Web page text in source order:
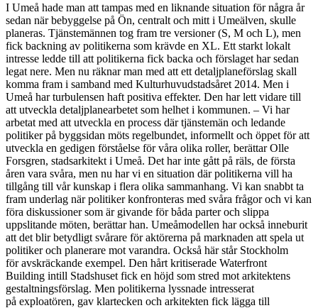
I Umeå hade man att tampas med en liknande situation för några år
sedan när bebyggelse på Ön, centralt och mitt i Umeälven, skulle
planeras. Tjänstemännen tog fram tre versioner (S, M och L), men
fick backning av politikerna som krävde en XL. Ett starkt lokalt
intresse ledde till att politikerna fick backa och förslaget har sedan
legat nere. Men nu räknar man med att ett detaljplaneförslag skall
komma fram i samband med Kulturhuvudstadsåret 2014. Men i
Umeå har turbulensen haft positiva effekter. Den har lett vidare till
att utveckla detaljplanearbetet som helhet i kommunen. – Vi har
arbetat med att utveckla en process där tjänstemän och ledande
politiker på byggsidan möts regelbundet, informellt och öppet för att
utveckla en gedigen förståelse för våra olika roller, berättar Olle
Forsgren, stadsarkitekt i Umeå. Det har inte gått på räls, de första
åren vara svåra, men nu har vi en situation där politikerna vill ha
tillgång till vår kunskap i flera olika sammanhang. Vi kan snabbt ta
fram underlag när politiker konfronteras med svåra frågor och vi kan
föra diskussioner som är givande för båda parter och slippa
uppslitande möten, berättar han. Umeåmodellen har också inneburit
att det blir betydligt svårare för aktörerna på marknaden att spela ut
politiker och planerare mot varandra. Också här står Stockholm
för avskräckande exempel. Den hårt kritiserade Waterfront
Building intill Stadshuset fick en höjd som stred mot arkitektens
gestaltningsförslag. Men politikerna lyssnade intresserat
på exploatören, gav klartecken och arkitekten fick lägga till